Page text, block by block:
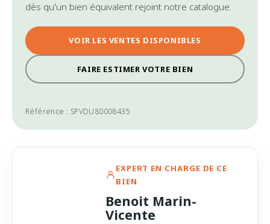
dès qu'un bien équivalent rejoint notre catalogue.
VOIR LES VENTES DISPONIBLES
FAIRE ESTIMER VOTRE BIEN
Référence : SPVDU80008435
EXPERT EN CHARGE DE CE
BIEN
Benoit Marin-
Vicente